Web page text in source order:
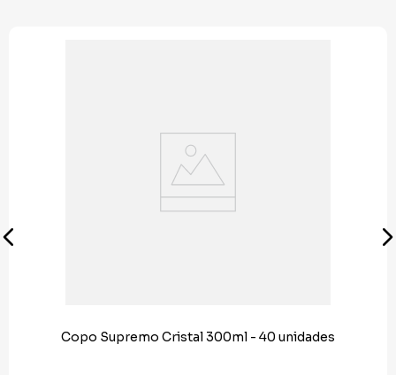
Copo Supremo Cristal 300ml - 40 unidades